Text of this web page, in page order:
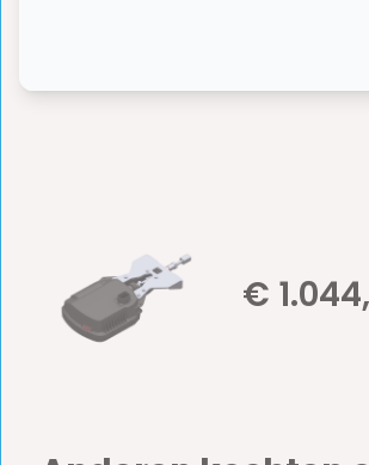
Er zijn nog geen reviews geschreven
€